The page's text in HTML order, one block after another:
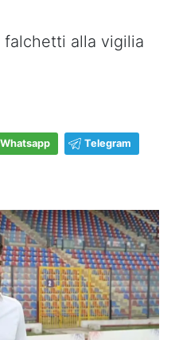
falchetti alla vigilia
Whatsapp Telegram